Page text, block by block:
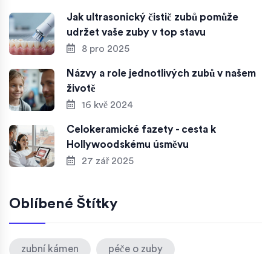
Jak ultrasonický čistič zubů pomůže
udržet vaše zuby v top stavu
8 pro 2025
Názvy a role jednotlivých zubů v našem
životě
16 kvě 2024
Celokeramické fazety - cesta k
Hollywoodskému úsměvu
27 zář 2025
Oblíbené Štítky
zubní kámen péče o zuby